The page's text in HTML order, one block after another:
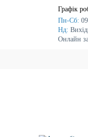
Графік
Пн-Сб:
Нд:
Онлайн